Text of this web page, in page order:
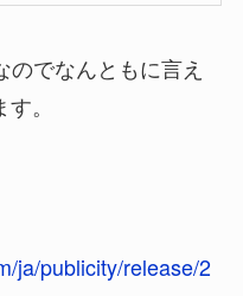
でなんともに言え
。
ja/publicity/release/2